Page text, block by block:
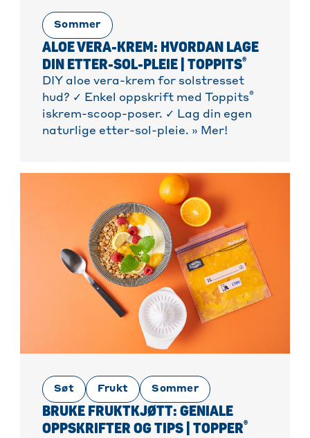
Sommer
ALOE VERA-KREM: HVORDAN LAGE
DIN ETTER-SOL-PLEIE | TOPPITS®
DIY aloe vera-krem for solstresset
hud? ✓ Enkel oppskrift med Toppits®
iskrem-scoop-poser. ✓ Lag din egen
naturlige etter-sol-pleie. » Mer!
Søt Frukt Sommer
BRUKE FRUKTKJØTT: GENIALE
OPPSKRIFTER OG TIPS | TOPPER®